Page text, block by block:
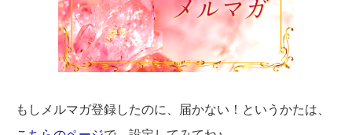
もしメルマガ登録したのに、届かない！というかたは、